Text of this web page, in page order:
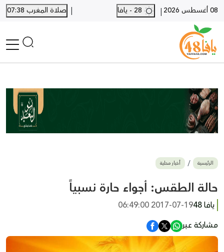
08 أغسطس 2026 |
| صلاة المغرب 07:38
أخبار محلية
أخبار يافا
SHORTS
أخبار اللد والرملة
بيع وشراء
أخبار القدس
وفيات
الرئيسية أخبار محلية
حالة الطقس: أجواء حارة نسبياً
يافا 48
2017-07-19 06:49:00
مشاركة عبر